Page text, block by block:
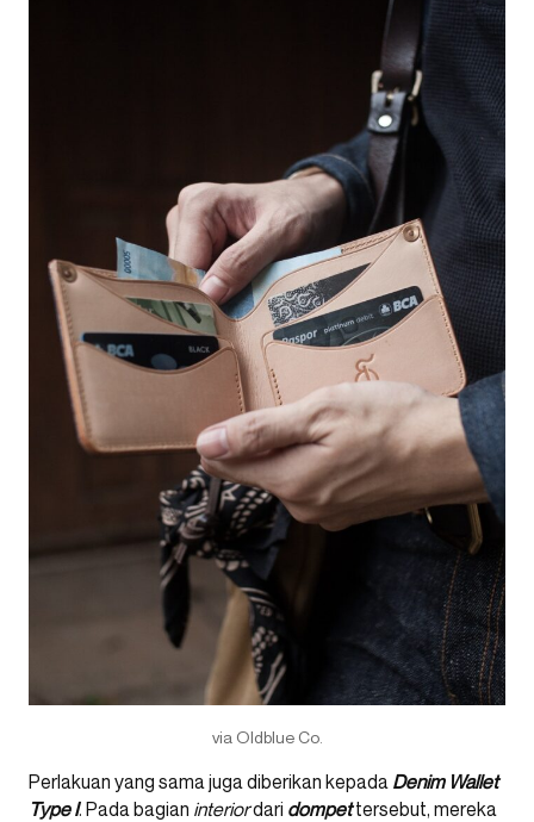
via Oldblue Co.
Perlakuan yang sama juga diberikan kepada Denim Wallet
Type I. Pada bagian interiordari dompettersebut, mereka